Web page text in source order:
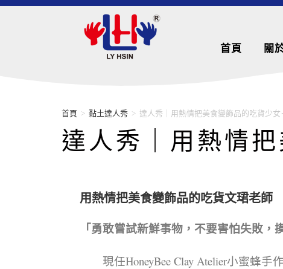
首頁 關
首頁 > 黏土達人秀 > 達人秀｜用熱情把美食變飾品的吃貨少女
達人秀｜用熱情
用熱情把美食變飾品的吃貨文珺老師
「勇敢嘗試新鮮事物，不要害怕失敗，
現任HoneyBee Clay Atelier小蜜蜂